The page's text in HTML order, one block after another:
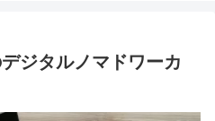
ジタルノマドワーカ